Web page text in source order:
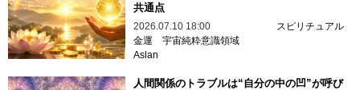
共通点
2026.07.10 18:00
スピリチュアル
金運 宇宙純粋意識領域
Aslan
人間関係のトラブルは“自分の中の凹”が呼び